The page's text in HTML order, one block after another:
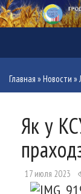
Главная »Новости »
Як у
17 июля 2023